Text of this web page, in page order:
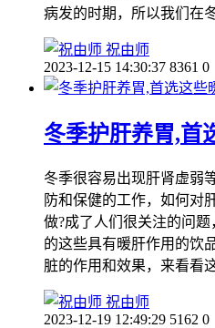
病发的时期，所以我们在
祝由师
2023-12-15 14:30:37 8361 0
冬季护肝养胃,首
冬季很容易出现肝肾虚弱
防和保健的工作，如何对
做?成了人们很关注的问
的这些具有暖肝作用的饮
脏的作用和效果，来看看
祝由师
2023-12-19 12:49:29 5162 0